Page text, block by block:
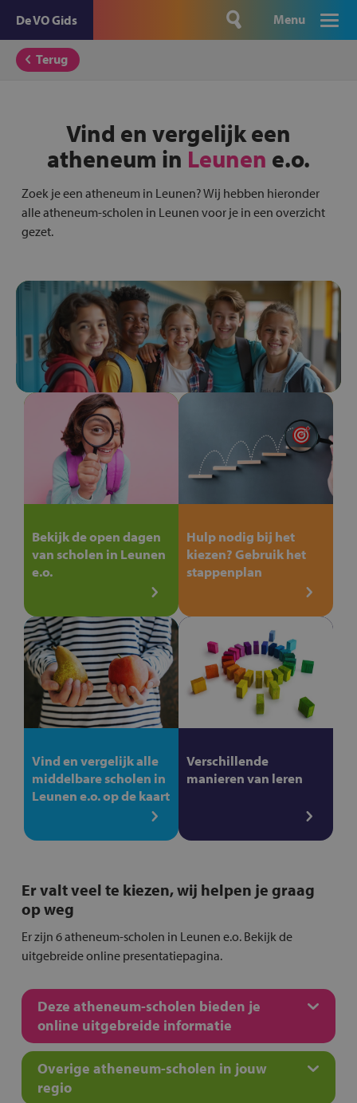
De VO Gids Menu
Terug
Vind en vergelijk een
atheneum in Leunen e.o.
Zoek je een atheneum in Leunen? Wij hebben hieronder
alle atheneum-scholen in Leunen voor je in een overzicht
gezet.
Bekijk de open dagen
van scholen in Leunen
e.o.
Hulp nodig bij het
kiezen? Gebruik het
stappenplan
Vind en vergelijk alle
middelbare scholen in
Leunen e.o. op de kaart
Verschillende
manieren van leren
Er valt veel te kiezen, wij helpen je graag
op weg
Er zijn 6 atheneum-scholen in Leunen e.o. Bekijk de
uitgebreide online presentatiepagina.
Deze atheneum-scholen bieden je
online uitgebreide informatie
Overige atheneum-scholen in jouw
regio